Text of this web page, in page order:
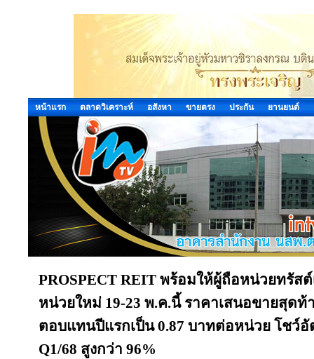
หน้าแรก ตลาดวิเคราะห์ อสังหา ขายตรง ประกัน ยานยนต์
PROSPECT REIT พร้อมให้ผู้ถือหน่วยทรัส
หน่วยใหม่ 19-23 พ.ค.นี้ ราคาเสนอขายสุด
ตอบแทนปีแรกเป็น 0.87 บาทต่อหน่วย โชว์
Q1/68 สูงกว่า 96%